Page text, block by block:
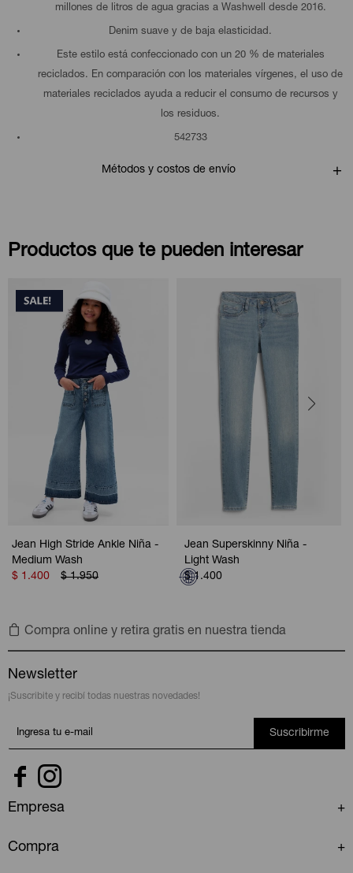
millones de litros de agua gracias a Washwell desde 2016.
Denim suave y de baja elasticidad.
Este estilo está confeccionado con un 20 % de materiales
reciclados. En comparación con los materiales vírgenes, el uso de
materiales reciclados ayuda a reducir el consumo de recursos y
los residuos.
542733
Métodos y costos de envío
Productos que te pueden interesar
Jean High Stride Ankle Niña -
Medium Wash
$ 1.400 $ 1.950
Jean Superskinny Niña -
Light Wash
$ 1.400
Compra online y retira gratis en nuestra tienda
Newsletter
¡Suscribite y recibí todas nuestras novedades!
Suscribirme
 
Empresa
Compra